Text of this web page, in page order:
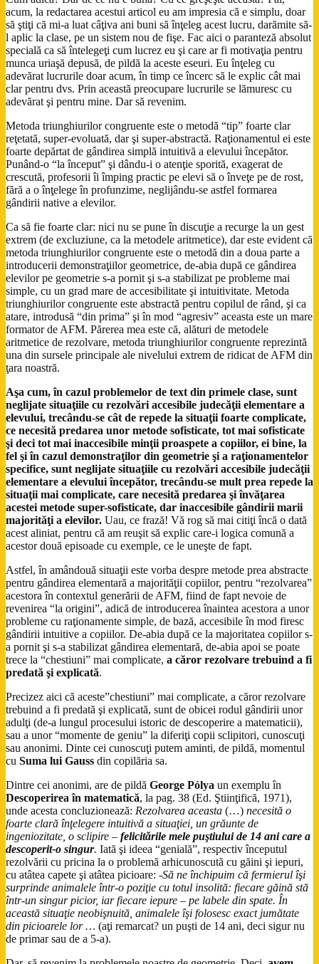
acum, la redactarea acestui articol eu am impresia că e simplu, doar
să ştiţi că mi-a luat câţiva ani buni să înţeleg acest lucru, darămite să-
l aplic la clase, pe un sistem nou de fişe. Fac aici o paranteză absolut
specială ca să întelegeţi cum lucrez eu şi care ar fi motivaţia pentru
munca uriaşă depusă, de pildă la aceste eseuri. Eu înţeleg cu
adevărat lucrurile doar acum, în timp ce încerc să le explic cât mai
clar pentru dvs. Prin această preocupare lucrurile se lămuresc cu
adevărat şi pentru mine. Dar să revenim.
Metoda triunghiurilor congruente este o metodă “tip” foarte clar
reţetată, super-evoluată, dar şi super-abstractă. Raţionamentul ei este
foarte depărtat de gândirea simplă intuitivă a elevului începător.
Punând-o “la început” şi dându-i o atenţie sporită, exagerat de
crescută, profesorii îi împing practic pe elevi să o înveţe pe de rost,
fără a o înţelege în profunzime, neglijându-se astfel formarea
gândirii native a elevilor.
Ca să fie foarte clar: nici nu se pune în discuţie a recurge la un gest
extrem (de excluziune, ca la metodele aritmetice), dar este evident că
metoda triunghiurilor congruente este o metodă din a doua parte a
introducerii demonstraţiilor geometrice, de-abia după ce gândirea
elevilor pe geometrie s-a pornit şi s-a stabilizat pe probleme mai
simple, cu un grad mare de accesibilitate şi intuitivitate. Metoda
triunghiurilor congruente este abstractă pentru copilul de rând, şi ca
atare, introdusă “din prima” şi în mod “agresiv” aceasta este un mare
formator de AFM. Părerea mea este că, alături de metodele
aritmetice de rezolvare, metoda triunghiurilor congruente reprezintă
una din sursele principale ale nivelului extrem de ridicat de AFM din
ţara noastră.
Aşa cum, în cazul problemelor de text din primele clase, sunt
neglijate situaţiile cu rezolvări accesibile judecăţii elementare a
elevului, trecându-se cât de repede la situaţii foarte complicate,
ce necesită predarea unor metode sofisticate, tot mai sofisticate
şi deci tot mai inaccesibile minţii proaspete a copiilor, ei bine, la
fel şi în cazul demonstraţilor din geometrie şi a raţionamentelor
specifice, sunt neglijate situaţiile cu rezolvări accesibile judecăţii
elementare a elevului începător, trecându-se mult prea repede la
situaţii mai complicate, care necesită predarea şi învăţarea
acestei metode super-sofisticate, dar inaccesibile gândirii marii
majorităţi a elevilor. Uau, ce frază! Vă rog să mai citiţi încă o dată
acest aliniat, pentru că am reuşit să explic care-i logica comună a
acestor două episoade cu exemple, ce le uneşte de fapt.
Astfel, în amândouă situaţii este vorba despre metode prea abstracte
pentru gândirea elementară a majorităţii copiilor, pentru “rezolvarea”
acestora în contextul generării de AFM, fiind de fapt nevoie de
revenirea “la origini”, adică de introducerea înaintea acestora a unor
probleme cu raţionamente simple, de bază, accesibile în mod firesc
gândirii intuitive a copiilor. De-abia după ce la majoritatea copiilor s-
a pornit şi s-a stabilizat gândirea elementară, de-abia apoi se poate
trece la “chestiuni” mai complicate, a căror rezolvare trebuind a fi
predată şi explicată.
Precizez aici că aceste”chestiuni” mai complicate, a căror rezolvare
trebuind a fi predată şi explicată, sunt de obicei rodul gândirii unor
adulţi (de-a lungul procesului istoric de descoperire a matematicii),
sau a unor “momente de geniu” la diferiţi copii sclipitori, cunoscuţi
sau anonimi. Dinte cei cunoscuţi putem aminti, de pildă, momentul
cu Suma lui Gauss din copilăria sa.
Dintre cei anonimi, are de pildă George Pólya un exemplu în
Descoperirea în matematică, la pag. 38 (Ed. Ştiinţifică, 1971),
unde acesta concluzionează: Rezolvarea aceasta (…) necesită o
foarte clară înţelegere intuitivă a situaţiei, un grăunte de
ingeniozitate, o sclipire – felicitările mele puştiului de 14 ani care a
descoperit-o singur. Iată şi ideea “genială”, respectiv începutul
rezolvării cu pricina la o problemă arhicunoscută cu găini şi iepuri,
cu atâtea capete şi atâtea picioare: -Să ne închipuim că fermierul îşi
surprinde animalele într-o poziţie cu totul insolită: fiecare găină stă
într-un singur picior, iar fiecare iepure – pe labele din spate. În
această situaţie neobişnuită, animalele îşi folosesc exact jumătate
din picioarele lor … (aţi remarcat? un puşti de 14 ani, deci sigur nu
de primar sau de a 5-a).